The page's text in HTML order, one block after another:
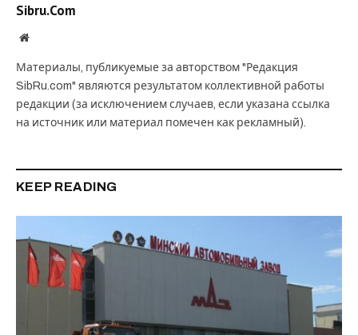
Sibru.Com
Website
Материалы, публикуемые за авторством "Редакция
SibRu.com" являются результатом коллективной работы
редакции (за исключением случаев, если указана ссылка
на источник или материал помечен как рекламный).
KEEP READING